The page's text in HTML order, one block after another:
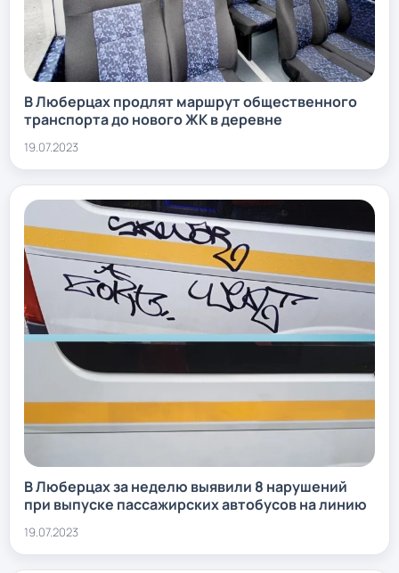
В Люберцах продлят маршрут общественного
транспорта до нового ЖК в деревне
19.07.2023
В Люберцах за неделю выявили 8 нарушений
при выпуске пассажирских автобусов на линию
19.07.2023